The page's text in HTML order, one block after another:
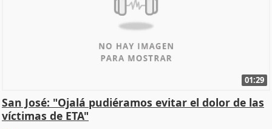
01:29
San José: "Ojalá pudiéramos evitar el dolor de las
víctimas de ETA"